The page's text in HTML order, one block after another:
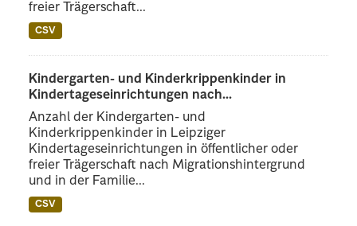
freier Trägerschaft...
CSV
Kindergarten- und Kinderkrippenkinder in
Kindertageseinrichtungen nach...
Anzahl der Kindergarten- und
Kinderkrippenkinder in Leipziger
Kindertageseinrichtungen in öffentlicher oder
freier Trägerschaft nach Migrationshintergrund
und in der Familie...
CSV